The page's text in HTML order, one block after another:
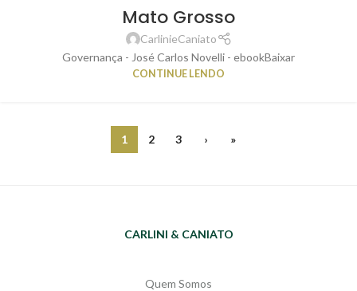
Mato Grosso
CarlinieCaniato
Governança - José Carlos Novelli - ebookBaixar
CONTINUE LENDO
1 2 3 › »
CARLINI & CANIATO
Quem Somos